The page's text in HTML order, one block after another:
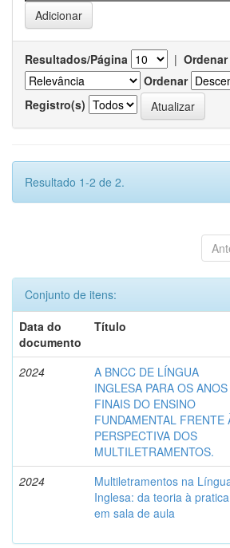
Resultados/Página |
Ordenar
Registro(s)
Resultado 1-2 de 2.
Conjunto de itens:
Data do
documento
Título
2024
A BNCC DE LÍNGUA
INGLESA PARA OS ANOS
FINAIS DO ENSINO
FUNDAMENTAL FRENTE
PERSPECTIVA DOS
MULTILETRAMENTOS.
2024
Multiletramentos na
Inglesa: da teoria à pratica
em sala de aula